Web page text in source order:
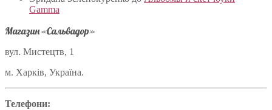
Gamma
Магазин «Сальвадор»
вул. Мистецтв, 1
м. Харків, Україна.
Телефони: